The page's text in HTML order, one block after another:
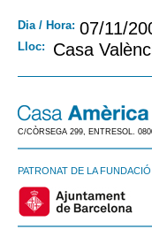
Dia / Hora: 07/11/
Lloc: Casa
C/CÒRSEGA 299, ENTRESOL.
PATRONAT DE LA